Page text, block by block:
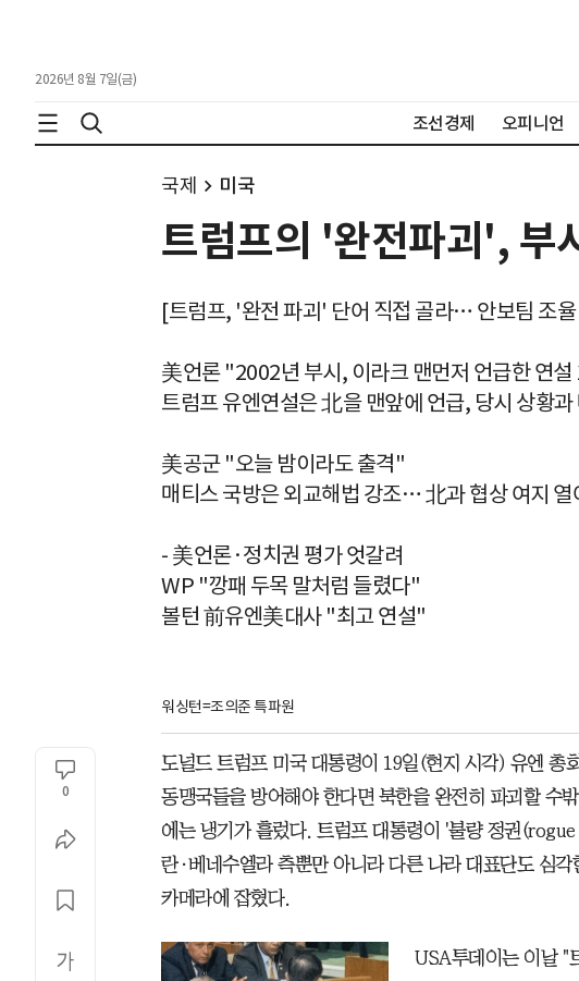
2026년 8월 7일(금)
조선경제 오피니언
국제 미국
트럼프의 '완전파괴', 부
[트럼프, '완전 파괴' 단어 직접 골라… 안보팀 조
美언론 "2002년 부시, 이라크 맨먼저 언급한 연설
트럼프 유엔연설은 北을 맨앞에 언급, 당시 상황
美공군 "오늘 밤이라도 출격"
매티스 국방은 외교해법 강조… 北과 협상 여지 열
- 美언론·정치권 평가 엇갈려
WP "깡패 두목 말처럼 들렸다"
볼턴 前유엔美대사 "최고 연설"
워싱턴=조의준 특파원
0
도널드 트럼프 미국 대통령이 19일(현지 시각) 유엔 총
동맹국들을 방어해야 한다면 북한을 완전히 파괴할 수
에는 냉기가 흘렀다. 트럼프 대통령이 '불량 정권
란·베네수엘라 측뿐만 아니라 다른 나라 대표단도 심
카메라에 잡혔다.
USA투데이는 이날 "